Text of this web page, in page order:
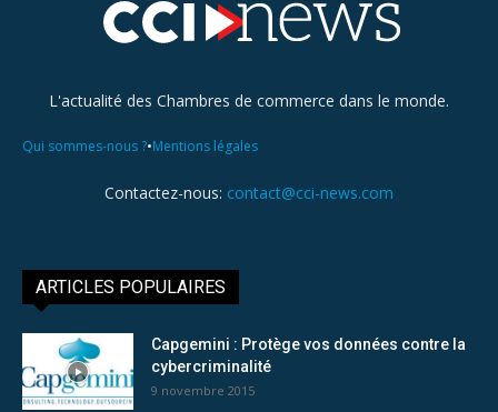
L'actualité des Chambres de commerce dans le monde.
Qui sommes-nous ?•Mentions légales
Contactez-nous: contact@cci-news.com
ARTICLES POPULAIRES
Capgemini : Protège vos données contre la
cybercriminalité
9 novembre 2015